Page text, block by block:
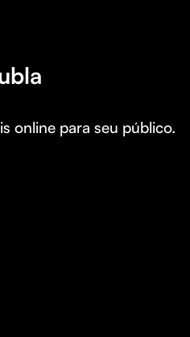
online para seu público.